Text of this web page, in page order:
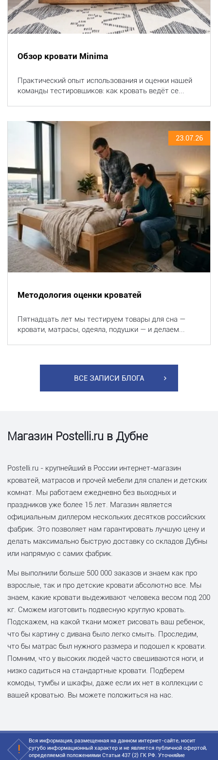
Обзор кровати Minima
Практический опыт использования и оценки нашей
команды тестировщиков: как кровать ведёт се...
23.07.26
Методология оценки кроватей
Пятнадцать лет мы тестируем товары для сна —
кровати, матрасы, одеяла, подушки — и делаем...
ВСЕ ЗАПИСИ БЛОГА
Магазин Postelli.ru в Дубне
Postelli.ru - крупнейший в России интернет-магазин
кроватей, матрасов и прочей мебели для спален и детских
комнат. Мы работаем ежедневно без выходных и
праздников уже более 15 лет. Магазин является
официальным диллером нескольких десятков российских
фабрик. Это позволяет нам гарантировать лучшую цену и
делать максимально быструю доставку со складов Дубны
или напрямую с самих фабрик.
Мы выполнили больше 500 000 заказов и знаем как про
взрослые, так и про детские кровати абсолютно все. Мы
знаем, какие кровати выдеживают человека весом под 200
кг. Сможем изготовить подвесную круглую кровать.
Подскажем, на какой ткани может рисовать ваш ребенок,
что бы картину с дивана было легко смыть. Проследим,
что бы матрас был нужного размера и подошел к кровати.
Помним, что у высоких людей часто свешиваются ноги, и
низко садиться на стандартные кровати. Подберем
комоды, тумбы и шкафы, даже если их нет в коллекции с
вашей кроватью. Вы можете положиться на нас.
Вся информация, размещенная на данном интернет-сайте, носит
сугубо информационный характер и не является публичной офертой,
определяемой положениями Статьи 437 (2) ГК РФ. Уточняйие